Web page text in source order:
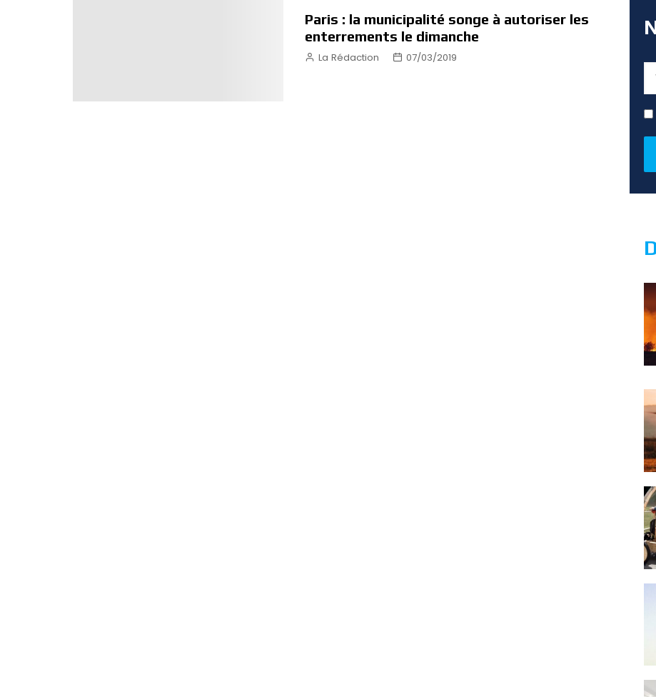
Paris : la municipalité songe à autoriser les
enterrements le dimanche
La Rédaction 07/03/2019